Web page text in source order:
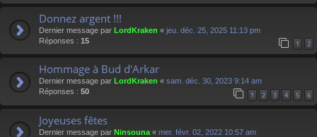
Donnez argent !!!
Dernier message par LordKraken « jeu. déc. 25, 2025 11:13 pm
Réponses : 15 1 2
Hommage à Bud d'Arkar
Dernier message par LordKraken « sam. déc. 30, 2023 9:14 am
Réponses : 50 1 2 3 4 5 6
Joyeuses fêtes
Dernier message par Ninsouna « mer. févr. 02, 2022 10:57 am